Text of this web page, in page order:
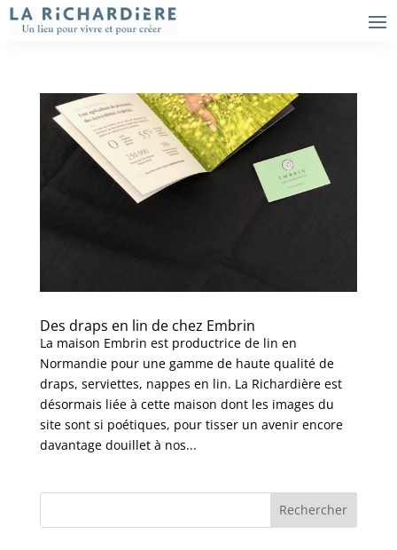
Des draps en lin de chez Embrin
La maison Embrin est productrice de lin en
Normandie pour une gamme de haute qualité de
draps, serviettes, nappes en lin. La Richardière est
désormais liée à cette maison dont les images du
site sont si poétiques, pour tisser un avenir encore
davantage douillet à nos...